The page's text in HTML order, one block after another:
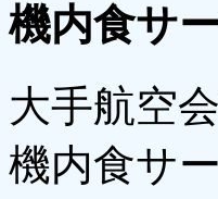
機内食サ
大手航空
機内食サ